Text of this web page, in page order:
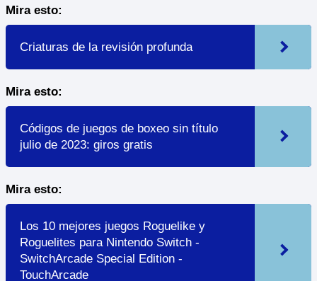
Mira esto:
Criaturas de la revisión profunda
Mira esto:
Códigos de juegos de boxeo sin título
julio de 2023: giros gratis
Mira esto:
Los 10 mejores juegos Roguelike y
Roguelites para Nintendo Switch -
SwitchArcade Special Edition -
TouchArcade